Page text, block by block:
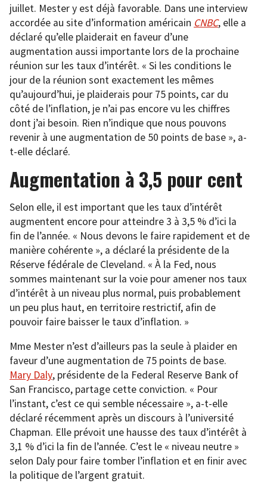
juillet. Mester y est déjà favorable. Dans une interview
accordée au site d’information américain CNBC, elle a
déclaré qu’elle plaiderait en faveur d’une
augmentation aussi importante lors de la prochaine
réunion sur les taux d’intérêt. « Si les conditions le
jour de la réunion sont exactement les mêmes
qu’aujourd’hui, je plaiderais pour 75 points, car du
côté de l’inflation, je n’ai pas encore vu les chiffres
dont j’ai besoin. Rien n’indique que nous pouvons
revenir à une augmentation de 50 points de base », a-
t-elle déclaré.
Augmentation à 3,5 pour cent
Selon elle, il est important que les taux d’intérêt
augmentent encore pour atteindre 3 à 3,5 % d’ici la
fin de l’année. « Nous devons le faire rapidement et de
manière cohérente », a déclaré la présidente de la
Réserve fédérale de Cleveland. « À la Fed, nous
sommes maintenant sur la voie pour amener nos taux
d’intérêt à un niveau plus normal, puis probablement
un peu plus haut, en territoire restrictif, afin de
pouvoir faire baisser le taux d’inflation. »
Mme Mester n’est d’ailleurs pas la seule à plaider en
faveur d’une augmentation de 75 points de base.
Mary Daly, présidente de la Federal Reserve Bank of
San Francisco, partage cette conviction. « Pour
l’instant, c’est ce qui semble nécessaire », a-t-elle
déclaré récemment après un discours à l’université
Chapman. Elle prévoit une hausse des taux d’intérêt à
3,1 % d’ici la fin de l’année. C’est le « niveau neutre »
selon Daly pour faire tomber l’inflation et en finir avec
la politique de l’argent gratuit.